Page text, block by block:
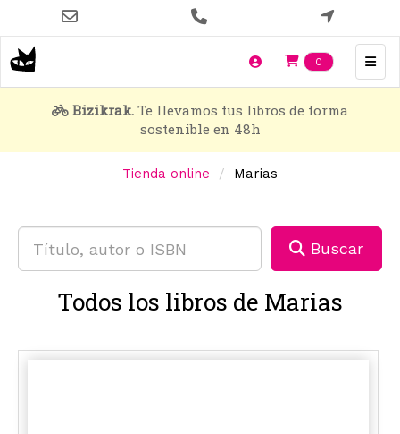
contenido
principal
0 Items en
Bizikrak. Te llevamos tus libros de forma
sostenible en 48h
Tienda online Marias
Buscar
Todos los libros de Marias